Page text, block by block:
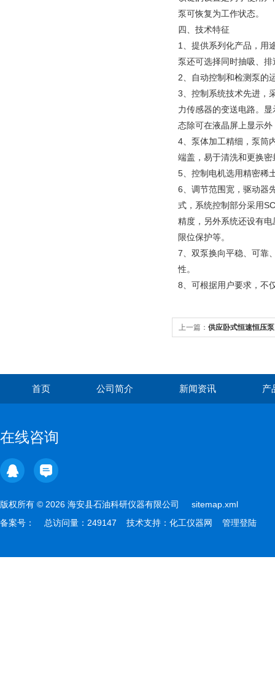
泵可恢复为工作状态。
四、技术特征
1、提供系列化产品，用
泵还可选择同时抽吸、排
2、自动控制和检测泵的
3、控制系统技术先进，
力传感器的变送电路。
态除可在液晶屏上显示
4、泵体加工精细，泵筒
端盖，易于清洗和更换密
5、控制电机选用精密稀
6、调节范围宽，驱动器
式，系统控制部分采用
精度，另外系统还设有
限位保护等。
7、双泵换向平稳、可靠
性。
8、可根据用户要求，不
上一篇： 供应卧式恒速恒压泵
首页 公司简介 新闻资讯 产
在线咨询
版权所有 © 2026 海安县石油科研仪器有限公司 sitemap.xml
备案号：
总访问量：249147 技术支持： 化工仪器网 管理登陆